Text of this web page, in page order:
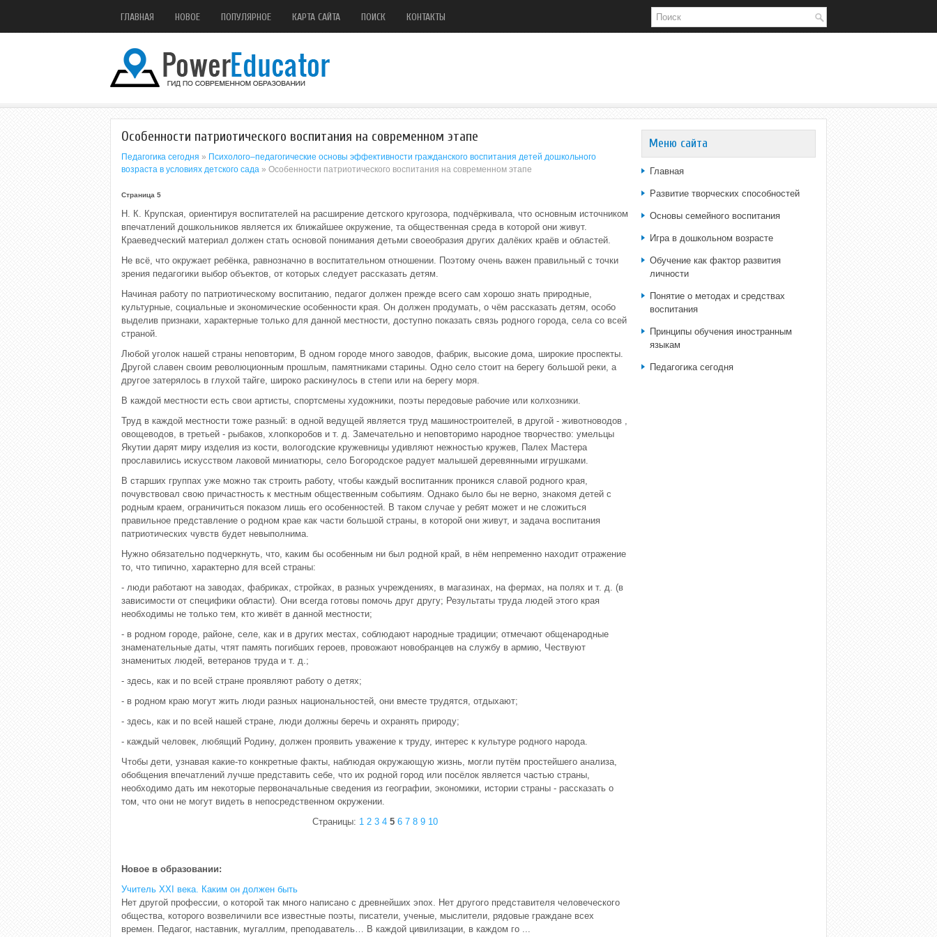
ГЛАВНАЯ НОВОЕ ПОПУЛЯРНОЕ КАРТА САЙТА ПОИСК КОНТАКТЫ
Особенности патриотического воспитания на современном этапе
Педагогика сегодня » Психолого–педагогические основы эффективности гражданского воспитания детей дошкольного
возраста в условиях детского сада » Особенности патриотического воспитания на современном этапе
Страница 5
Н. К. Крупская, ориентируя воспитателей на расширение детского кругозора, подчёркивала, что основным источником
впечатлений дошкольников является их ближайшее окружение, та общественная среда в которой они живут.
Краеведческий материал должен стать основой понимания детьми своеобразия других далёких краёв и областей.
Не всё, что окружает ребёнка, равнозначно в воспитательном отношении. Поэтому очень важен правильный с точки
зрения педагогики выбор объектов, от которых следует рассказать детям.
Начиная работу по патриотическому воспитанию, педагог должен прежде всего сам хорошо знать природные,
культурные, социальные и экономические особенности края. Он должен продумать, о чём рассказать детям, особо
выделив признаки, характерные только для данной местности, доступно показать связь родного города, села со всей
страной.
Любой уголок нашей страны неповторим, В одном городе много заводов, фабрик, высокие дома, широкие проспекты.
Другой славен своим революционным прошлым, памятниками старины. Одно село стоит на берегу большой реки, а
другое затерялось в глухой тайге, широко раскинулось в степи или на берегу моря.
В каждой местности есть свои артисты, спортсмены художники, поэты передовые рабочие или колхозники.
Труд в каждой местности тоже разный: в одной ведущей является труд машиностроителей, в другой - животноводов ,
овощеводов, в третьей - рыбаков, хлопкоробов и т. д. Замечательно и неповторимо народное творчество: умельцы
Якутии дарят миру изделия из кости, вологодские кружевницы удивляют нежностью кружев, Палех Мастера
прославились искусством лаковой миниатюры, село Богородское радует малышей деревянными игрушками.
В старших группах уже можно так строить работу, чтобы каждый воспитанник проникся славой родного края,
почувствовал свою причастность к местным общественным событиям. Однако было бы не верно, знакомя детей с
родным краем, ограничиться показом лишь его особенностей. В таком случае у ребят может и не сложиться
правильное представление о родном крае как части большой страны, в которой они живут, и задача воспитания
патриотических чувств будет невыполнима.
Нужно обязательно подчеркнуть, что, каким бы особенным ни был родной край, в нём непременно находит отражение
то, что типично, характерно для всей страны:
- люди работают на заводах, фабриках, стройках, в разных учреждениях, в магазинах, на фермах, на полях и т. д. (в
зависимости от специфики области). Они всегда готовы помочь друг другу; Результаты труда людей этого края
необходимы не только тем, кто живёт в данной местности;
- в родном городе, районе, селе, как и в других местах, соблюдают народные традиции; отмечают общенародные
знаменательные даты, чтят память погибших героев, провожают новобранцев на службу в армию, Чествуют
знаменитых людей, ветеранов труда и т. д.;
- здесь, как и по всей стране проявляют работу о детях;
- в родном краю могут жить люди разных национальностей, они вместе трудятся, отдыхают;
- здесь, как и по всей нашей стране, люди должны беречь и охранять природу;
- каждый человек, любящий Родину, должен проявить уважение к труду, интерес к культуре родного народа.
Чтобы дети, узнавая какие-то конкретные факты, наблюдая окружающую жизнь, могли путём простейшего анализа,
обобщения впечатлений лучше представить себе, что их родной город или посёлок является частью страны,
необходимо дать им некоторые первоначальные сведения из географии, экономики, истории страны - рассказать о
том, что они не могут видеть в непосредственном окружении.
Страницы: 1 2 3 4 5 6 7 8 9 10
Новое в образовании:
Учитель XXI века. Каким он должен быть
Нет другой профессии, о которой так много написано с древнейших эпох. Нет другого представителя человеческого
общества, которого возвеличили все известные поэты, писатели, ученые, мыслители, рядовые граждане всех
времен. Педагог, наставник, мугаллим, преподаватель… В каждой цивилизации, в каждом го ...
Меню сайта
Главная
Развитие творческих способностей
Основы семейного воспитания
Игра в дошкольном возрасте
Обучение как фактор развития
личности
Понятие о методах и средствах
воспитания
Принципы обучения иностранным
языкам
Педагогика сегодня